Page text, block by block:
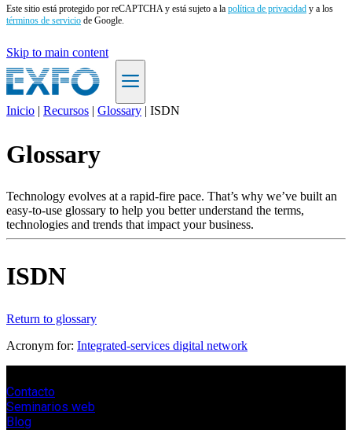
Este sitio está protegido por reCAPTCHA y está sujeto a la política de privacidad y a los
términos de servicio de Google.
Skip to main content
Productos
Asistencia
Servicios
Cómo
Recursos
Contacto
Corporate
Careers
Partners
Suppliers
Inicio | Recursos | Glossary | ISDN
Glossary
Technology evolves at a rapid-fire pace. That’s why we’ve built an
easy-to-use glossary to help you better understand the terms,
technologies and trends that impact your business.
ISDN
Return to glossary
Acronym for: Integrated-services digital network
Contacto
Seminarios web
Blog